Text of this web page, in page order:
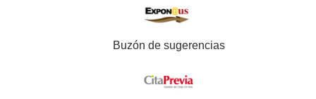
Buzón de sugerencias